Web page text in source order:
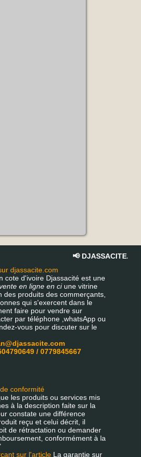
📢
djassacite.com
cote d'ivoire Djassacité est une
en ligne en ciune vitrine
des produits des commerçants,
qui s'exercent dans le
faire pour vendre sur
par téléphone ,whatsApp ou
vous pour discuter sur le
/ 0779845667
conformité
les produits ou services mis
à la description faite sur la
constate une différence
reçu et celui décrit, il
de rétractation ou demander
conformément à la
sur l'article La garantie sur